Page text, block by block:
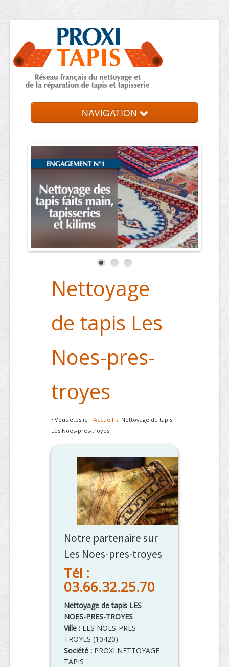
NAVIGATION
Nettoyage
de tapis Les
Noes-pres-
troyes
• Vous êtes ici : Accueil
Nettoyage de tapis
Les Noes-pres-troyes
Notre partenaire sur
Les Noes-pres-troyes
Tél :
03.66.32.25.70
Nettoyage de tapis LES
NOES-PRES-TROYES
Ville : LES NOES-PRES-
TROYES (10420)
Société : PROXI NETTOYAGE
TAPIS